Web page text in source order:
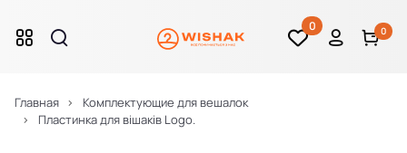
0 0
Главная
Комплектующие для вешалок
Пластинка для вішаків Logo.